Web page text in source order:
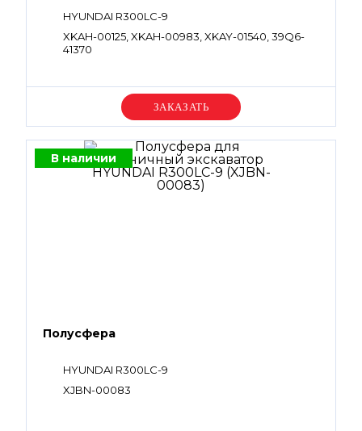
HYUNDAI R300LC-9
XKAH-00125, XKAH-00983, XKAY-01540, 39Q6-
41370
Уточняйте цену
В наличии
Полусфера
HYUNDAI R300LC-9
XJBN-00083